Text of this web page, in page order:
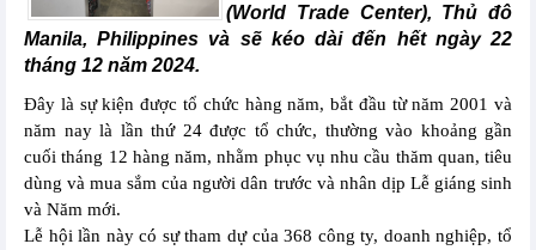
(World Trade Center), Thủ đô
Manila, Philippines và sẽ kéo dài đến hết ngày 22
tháng 12 năm 2024.
Đây là sự kiện được tổ chức hàng năm, bắt đầu từ năm 2001 và
năm nay là lần thứ 24 được tổ chức, thường vào khoảng gần
cuối tháng 12 hàng năm, nhằm phục vụ nhu cầu thăm quan, tiêu
dùng và mua sắm của người dân trước và nhân dịp Lễ giáng sinh
và Năm mới.
Lễ hội lần này có sự tham dự của 368 công ty, doanh nghiệp, tổ